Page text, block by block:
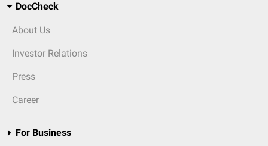
DocCheck
About Us
Investor Relations
Press
Career
For Business